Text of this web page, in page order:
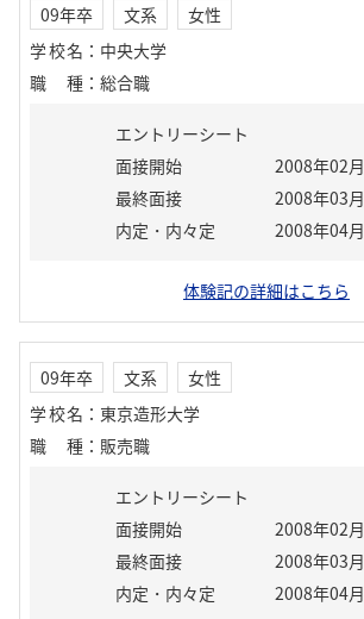
09年卒 文系
女性
学校名 ： 中央大学
職種 ： 総合職
エントリーシート
面接開始
2008年02月
最終面接
2008年03月
内定・内々定
2008年04月
体験記の詳細はこちら
09年卒 文系
女性
学校名 ： 東京造形大学
職種 ： 販売職
エントリーシート
面接開始
2008年02月
最終面接
2008年03月
内定・内々定
2008年04月